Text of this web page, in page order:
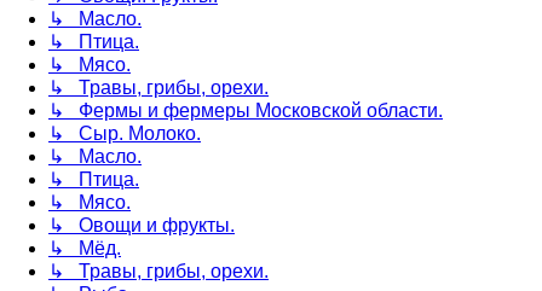
↳ Масло.
↳ Птица.
↳ Мясо.
↳ Травы, грибы, орехи.
↳ Фермы и фермеры Московской области.
↳ Сыр. Молоко.
↳ Масло.
↳ Птица.
↳ Мясо.
↳ Овощи и фрукты.
↳ Мёд.
↳ Травы, грибы, орехи.